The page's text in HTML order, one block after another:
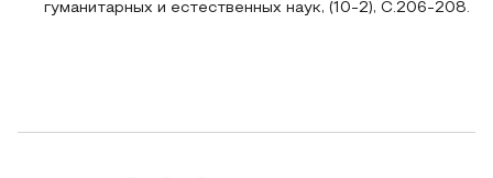
гуманитарных и естественных наук, (10-2), C.206-208.